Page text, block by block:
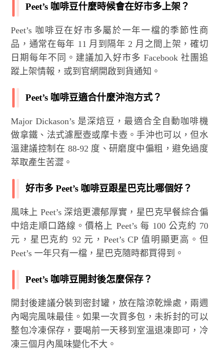
Peet’s 咖啡豆什麼時候會在好市多上架？
Peet’s 咖啡豆在好市多屬於一年一檔的季節性商
品，通常在每年 11 月到隔年 2 月之間上架，確切
日期每年不同。建議加入好市多 Facebook 社團追
蹤上架情報，或到官網開啟到貨通知。
Peet’s 咖啡豆適合什麼沖泡方式？
Major Dickason’s 是深焙豆，最適合全自動咖啡機
做拿鐵、法式濾壓壺或摩卡壺。手沖也可以，但水
溫建議控制在 88-92 度、研磨度中偏粗，避免過度
萃取產生苦澀。
好市多 Peet’s 咖啡豆跟星巴克比哪個好？
風味上 Peet’s 深焙更濃郁厚實，星巴克早餐綜合偏
中焙走順口路線。價格上 Peet’s 每 100 公克約 70
元，星巴克約 92 元，Peet’s CP 值明顯更高。但
Peet’s 一年只有一檔，星巴克隨時都買得到。
Peet’s 咖啡豆開封後怎麼保存？
開封後建議分裝到密封罐，放在陰涼乾燥處，兩週
內喝完風味最佳。如果一次買多包，未拆封的可以
整包冷凍保存，要喝前一天移到室溫退凍即可，冷
凍三個月內風味變化不大。